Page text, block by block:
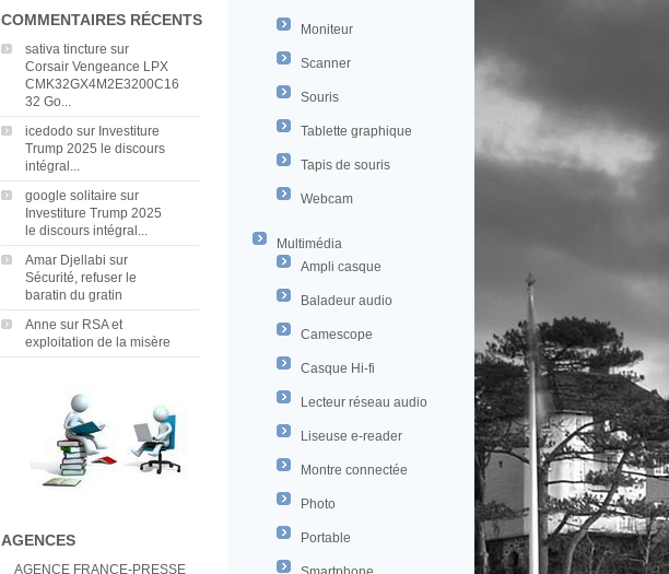
Moniteur
Scanner
Souris
Tablette graphique
Tapis de souris
Webcam
Multimédia
Ampli casque
Baladeur audio
Camescope
Casque Hi-fi
Lecteur réseau audio
Liseuse e-reader
Montre connectée
Photo
Portable
COMMENTAIRES RÉCENTS
sativa tincture sur
Corsair Vengeance LPX
CMK32GX4M2E3200C16
32 Go...
icedodo sur Investiture
Trump 2025 le discours
intégral...
google solitaire sur
Investiture Trump 2025
le discours intégral...
Amar Djellabi sur
Sécurité, refuser le
baratin du gratin
Anne sur RSA et
exploitation de la misère
AGENCES
AGENCE FRANCE-PRESSE